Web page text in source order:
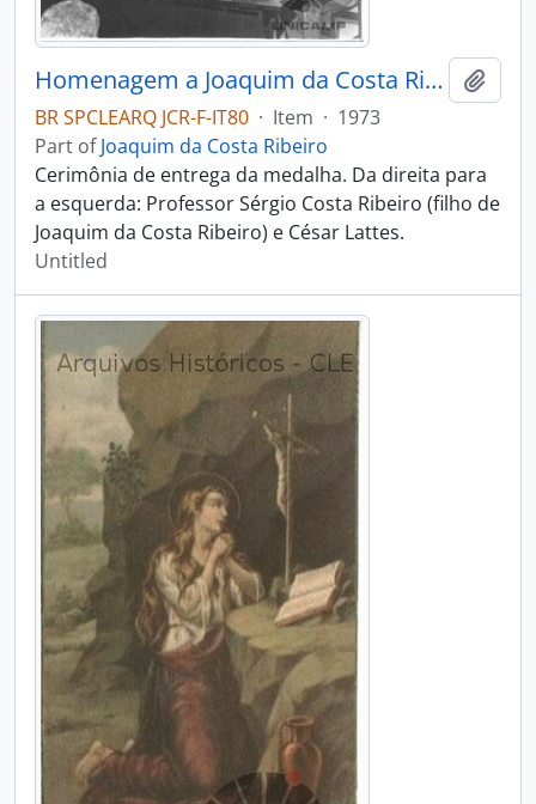
Homenagem a Joaquim da Costa Ribeiro. Entrega da medalha \"Carneiro Felippe\"" - CNPq."
BR SPCLEARQ JCR-F-IT80 · Item · 1973
Part ofJoaquim da Costa Ribeiro
Cerimônia de entrega da medalha. Da direita para
a esquerda: Professor Sérgio Costa Ribeiro (filho de
Joaquim da Costa Ribeiro) e César Lattes.
Untitled